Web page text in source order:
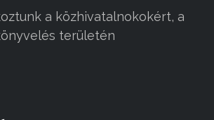
a közhivatalnokokért, a
területén